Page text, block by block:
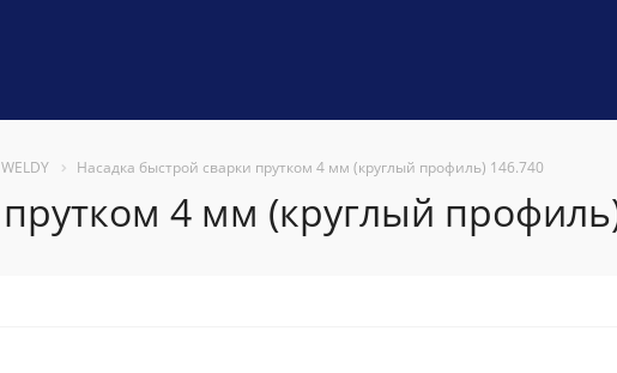
Насадка быстрой сварки прутком 4 мм (круглый профиль) 146.740
4 мм (круглый